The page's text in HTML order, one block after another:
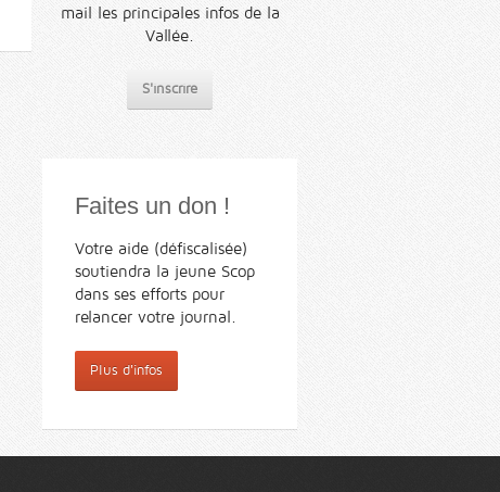
mail les principales infos de la
Vallée.
S'inscrire
Faites un don !
Votre aide (défiscalisée)
soutiendra la jeune Scop
dans ses efforts pour
relancer votre journal.
Plus d'infos